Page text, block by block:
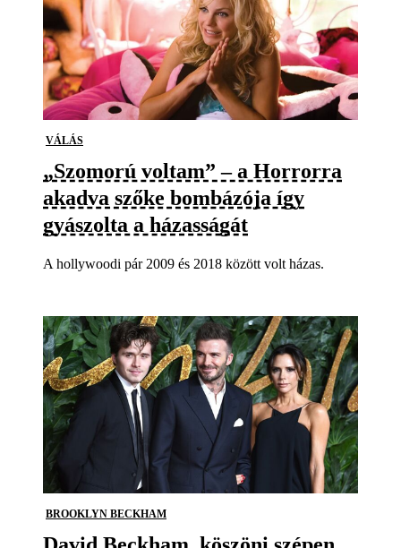
VÁLÁS
„Szomorú voltam” – a Horrorra
akadva szőke bombázója így
gyászolta a házasságát
A hollywoodi pár 2009 és 2018 között volt házas.
BROOKLYN BECKHAM